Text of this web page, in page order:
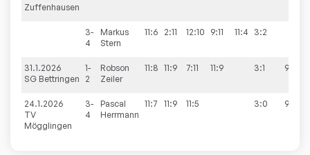
Zuffenhausen
3-
4
Markus
Stern
11:6 2:11 12:10 9:11 11:4 3:2
31.1.2026
SG Bettringen
1-
2
Robson
Zeiler
11:8 11:9 7:11 11:9 3:1 9:0
24.1.2026
TV
Mögglingen
3-
4
Pascal
Herrmann
11:7 11:9 11:5 3:0 9:3